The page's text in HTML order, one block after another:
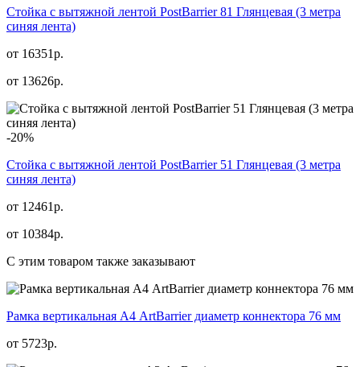
Стойка с вытяжной лентой PostBarrier 81 Глянцевая (3 метра
синяя лента)
от 16351р.
от 13626р.
-20%
Стойка с вытяжной лентой PostBarrier 51 Глянцевая (3 метра
синяя лента)
от 12461р.
от 10384р.
С этим товаром также заказывают
Рамка вертикальная А4 ArtBarrier диаметр коннектора 76 мм
от 5723р.